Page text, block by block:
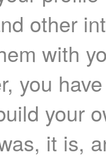
other
with
you
your
it is,